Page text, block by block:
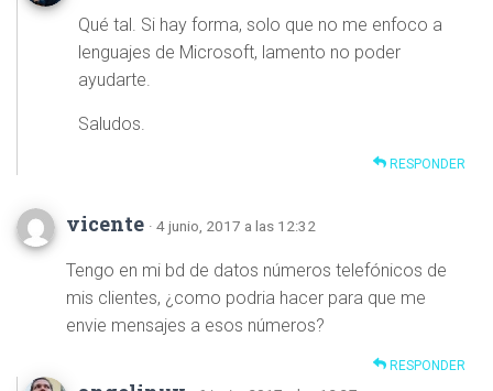
Qué tal. Si hay forma, solo que no me enfoco a
lenguajes de Microsoft, lamento no poder
ayudarte.
Saludos.
RESPONDER
vicente · 4 junio, 2017 a las 12:32
Tengo en mi bd de datos números telefónicos de
mis clientes, ¿como podria hacer para que me
envie mensajes a esos números?
RESPONDER